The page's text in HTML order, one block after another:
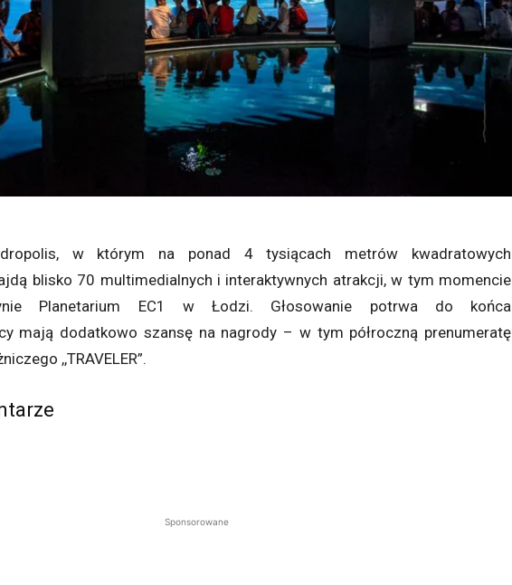
w którym na ponad 4 tysiącach metrów kwadratowych
blisko 70 multimedialnych i interaktywnych atrakcji, w tym momencie
Planetarium EC1 w Łodzi. Głosowanie potrwa do końca
mają dodatkowo szansę na nagrody – w tym półroczną prenumeratę
,,TRAVELER”.
Sponsorowane